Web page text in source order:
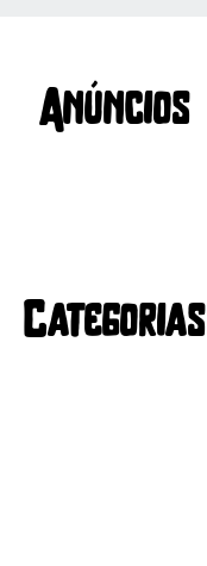
Anúncios
Categorias